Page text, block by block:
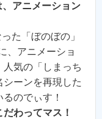
、アニメーション
た「ぼのぼの」
、アニメーショ
気の「しまっち
ーンを再現した
のでぃす！
わってマス！